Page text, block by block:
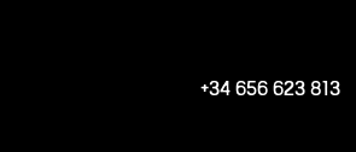
+34 656 623 813